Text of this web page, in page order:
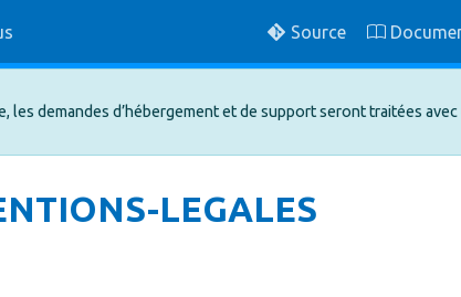
Source
demandes d’hébergement et de support seront traitées
LEGALES